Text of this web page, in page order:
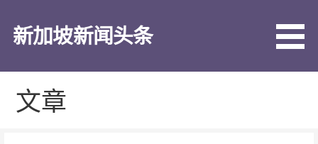
新加坡新闻头条
文章